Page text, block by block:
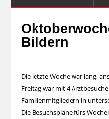
Bildern
Die letzte Woche war lang,
Freitag war mit 4
Familienmitgliedern in
Die Besuchspläne fürs